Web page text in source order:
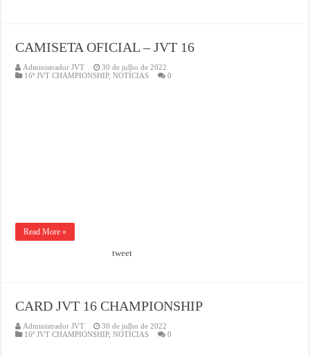
CAMISETA OFICIAL – JVT 16
Administrador JVT
30 de julho de 2022
16º JVT CHAMPIONSHIP,NOTÍCIAS 0
Read More »
tweet
CARD JVT 16 CHAMPIONSHIP
Administrador JVT
30 de julho de 2022
16º JVT CHAMPIONSHIP,NOTÍCIAS 0